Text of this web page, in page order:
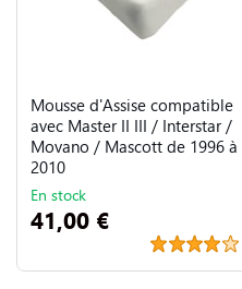
Mousse d'Assise compatible
avec Master II III / Interstar /
Movano / Mascott de 1996 à
2010
En stock
41,00 €